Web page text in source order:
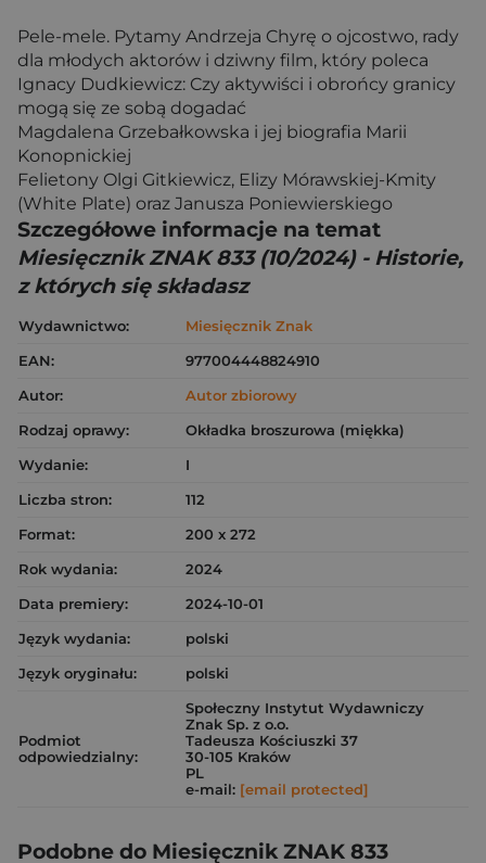
Pele-mele. Pytamy Andrzeja Chyrę o ojcostwo, rady
dla młodych aktorów i dziwny film, który poleca
Ignacy Dudkiewicz: Czy aktywiści i obrońcy granicy
mogą się ze sobą dogadać
Magdalena Grzebałkowska i jej biografia Marii
Konopnickiej
Felietony Olgi Gitkiewicz, Elizy Mórawskiej-Kmity
(White Plate) oraz Janusza Poniewierskiego
Szczegółowe informacje na temat
Miesięcznik ZNAK 833 (10/2024) - Historie,
z których się składasz
Wydawnictwo:
Miesięcznik Znak
EAN:
977004448824910
Autor:
Autor zbiorowy
Rodzaj oprawy:
Okładka broszurowa (miękka)
Wydanie:
I
Liczba stron:
112
Format:
200 x 272
Rok wydania:
2024
Data premiery:
2024-10-01
Język wydania:
polski
Język oryginału:
polski
Podmiot
odpowiedzialny:
Społeczny Instytut Wydawniczy
Znak Sp. z o.o.
Tadeusza Kościuszki 37
30-105 Kraków
PL
e-mail: [email protected]
Podobne do Miesięcznik ZNAK 833